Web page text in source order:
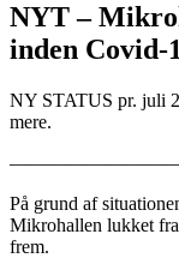
NYT –
inden Covid-
NY STATUS pr. juli
mere.
På grund af
Mikrohallen lukket
frem.